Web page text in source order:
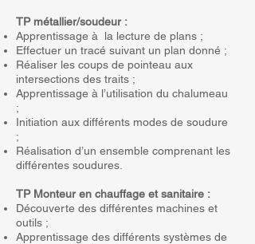
TP métallier/soudeur :
Apprentissage à la lecture de plans ;
Effectuer un tracé suivant un plan donné ;
Réaliser les coups de pointeau aux
intersections des traits ;
Apprentissage à l’utilisation du chalumeau
;
Initiation aux différents modes de soudure
;
Réalisation d’un ensemble comprenant les
différentes soudures.
TP Monteur en chauffage et sanitaire :
Découverte des différentes machines et
outils ;
Apprentissage des différents systèmes de